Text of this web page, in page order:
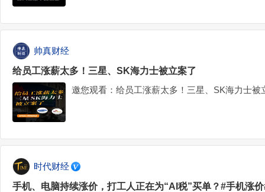
帅真财经
给员工涨薪太多！三星、SK海力士被立案了
邀您观看：给员工涨薪太多！三星、SK海力士被
时代财经
手机、电脑持续涨价，打工人正在为“AI税”买单？#手机涨